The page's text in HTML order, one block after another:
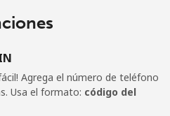
36 min por ⁦$10⁩ -
Agrega el número de teléfono
Usa el formato: código del